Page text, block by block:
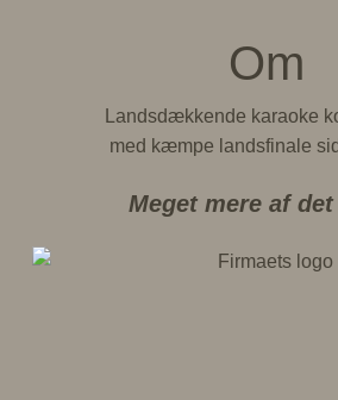
Om
Landsdækkende karaoke
med kæmpe landsfinale
Meget mere af